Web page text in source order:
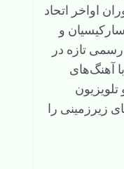
اواخر اتحاد
و
تازه در
آهنگ‌های
زیرزمینی را